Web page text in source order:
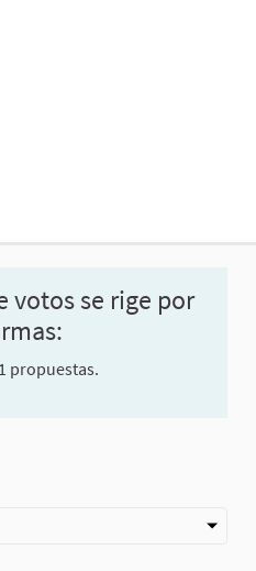
votos se rige por
propuestas.